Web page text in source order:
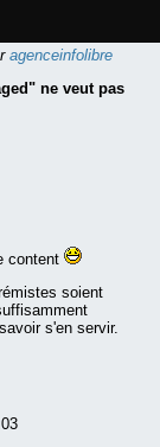
agenceinfolibre
ne veut pas
content
soient
s'en servir.